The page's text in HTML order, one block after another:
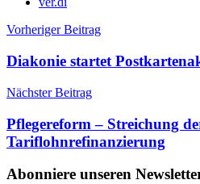
Beitragsnavigation
Vorheriger Beitrag
Diakonie startet
Nächster Beitrag
Pflegereform – Streichung
Tariflohnrefinanzierung
Abonniere unseren